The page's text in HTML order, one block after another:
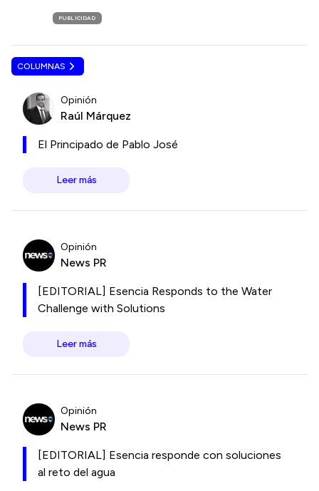
PUBLICIDAD
COLUMNAS
Opinión
Raúl Márquez
El Principado de Pablo José
Leer más
Opinión
News PR
[EDITORIAL] Esencia Responds to the Water
Challenge with Solutions
Leer más
Opinión
News PR
[EDITORIAL] Esencia responde con soluciones
al reto del agua